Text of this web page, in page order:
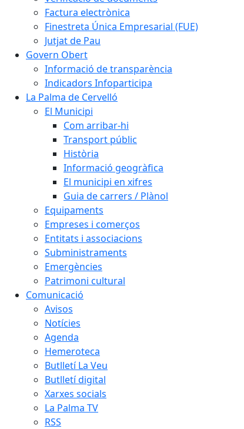
Factura electrònica
Finestreta Única Empresarial (FUE)
Jutjat de Pau
Govern Obert
Informació de transparència
Indicadors Infoparticipa
La Palma de Cervelló
El Municipi
Com arribar-hi
Transport públic
Història
Informació geogràfica
El municipi en xifres
Guia de carrers / Plànol
Equipaments
Empreses i comerços
Entitats i associacions
Subministraments
Emergències
Patrimoni cultural
Comunicació
Avisos
Notícies
Agenda
Hemeroteca
Butlletí La Veu
Butlletí digital
Xarxes socials
La Palma TV
RSS